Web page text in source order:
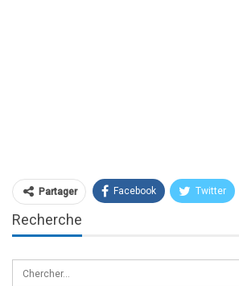
Partager Facebook Twitter
Recherche